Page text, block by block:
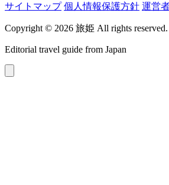
サイトマップ 個人情報保護方針 運営
Copyright © 2026 旅姫 All rights reserved.
Editorial travel guide from Japan